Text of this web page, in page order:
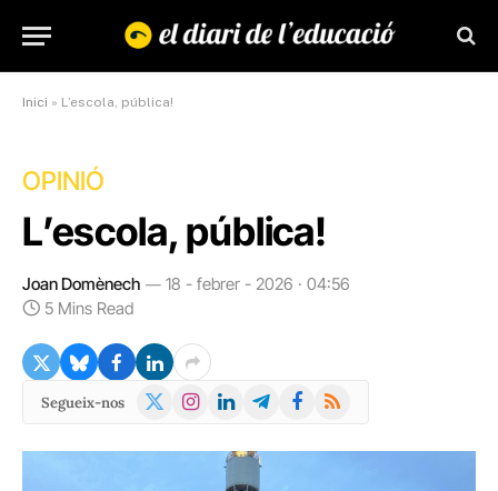
Inici » L’escola, pública!
OPINIÓ
L’escola, pública!
Joan Domènech
18 - febrer - 2026 · 04:56
5 Mins Read
Segueix-nos
X
Instagram
LinkedInTelegramFacebook
RSS